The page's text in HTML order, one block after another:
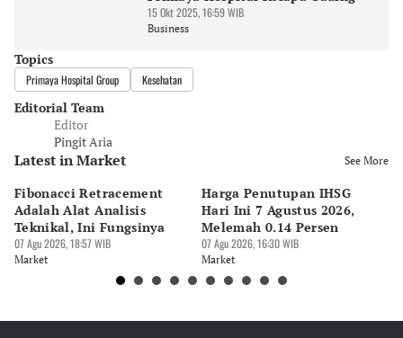
15 Okt 2025, 16:59 WIB
Business
Topics
Primaya Hospital Group Kesehatan
Editorial Team
Editor
Pingit Aria
Latest in Market See More
Fibonacci Retracement
Adalah Alat Analisis
Teknikal, Ini Fungsinya
07 Agu 2026, 18:57 WIB
Market
Harga Penutupan IHSG
Hari Ini 7 Agustus 2026,
Melemah 0.14 Persen
07 Agu 2026, 16:30 WIB
Market